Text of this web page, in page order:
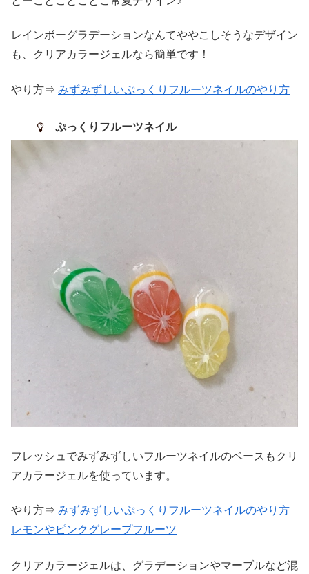
レインボーグラデーションなんてややこしそうなデザイン
も、クリアカラージェルなら簡単です！
やり方⇒ みずみずしいぷっくりフルーツネイルのやり方
ぷっくりフルーツネイル
フレッシュでみずみずしいフルーツネイルのベースもクリ
アカラージェルを使っています。
やり方⇒ みずみずしいぷっくりフルーツネイルのやり方
レモンやピンクグレープフルーツ
クリアカラージェルは、グラデーションやマーブルなど混